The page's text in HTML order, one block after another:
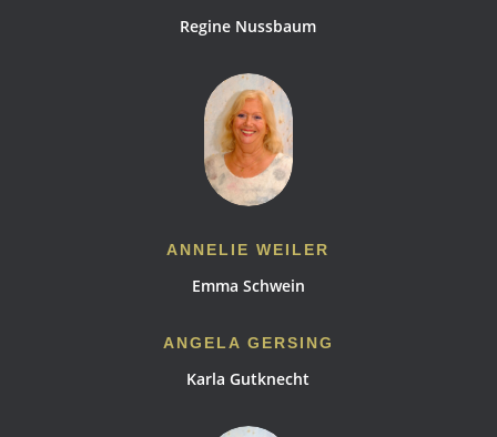
Regine Nussbaum
ANNELIE WEILER
Emma Schwein
ANGELA GERSING
Karla Gutknecht